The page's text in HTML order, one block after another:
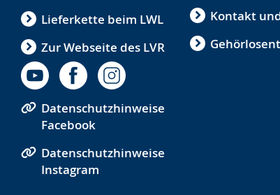
Lieferkette beim LWL
Zur Webseite des LVR
Datenschutzhinweise
Facebook
Datenschutzhinweise
Instagram
Kontakt